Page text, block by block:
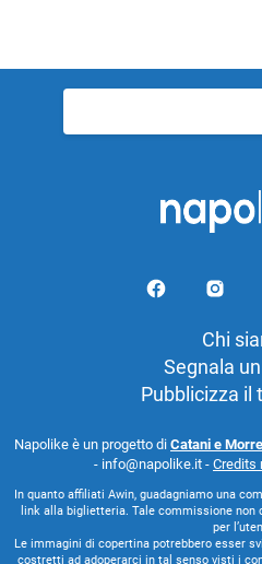
per:
Chi
Segnala
Pubblicizza il
Napolike è un progetto di Catani e
- info@napolike.it - Credits
In quanto affiliati Awin, guadagniamo una
link alla biglietteria. Tale commissione non
per
Le immagini di copertina potrebbero esser
costretti ad adoperarci in tal senso visti i